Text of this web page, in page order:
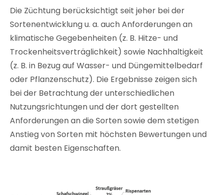
Die Züchtung berücksichtigt seit jeher bei der
Sortenentwicklung u. a. auch Anforderungen an
klimatische Gegebenheiten (z. B. Hitze- und
Trockenheitsverträglichkeit) sowie Nachhaltigkeit
(z. B. in Bezug auf Wasser- und Düngemittelbedarf
oder Pflanzenschutz). Die Ergebnisse zeigen sich
bei der Betrachtung der unterschiedlichen
Nutzungsrichtungen und der dort gestellten
Anforderungen an die Sorten sowie dem stetigen
Anstieg von Sorten mit höchsten Bewertungen und
damit besten Eigenschaften.